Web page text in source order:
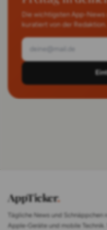
Die wichtigsten App-
kuratiert von der Redaktion.
AppTicker.
Tägliche News und Schnäppchen
Apple-Geräte und mobile Technik.